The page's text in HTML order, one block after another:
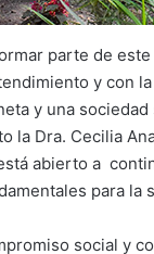
parte de
y con
y una
la Dra. Cecilia
abierto a
para la
social y